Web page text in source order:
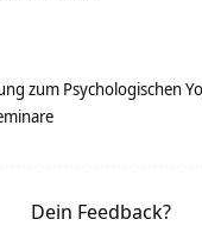
zum Psychologischen
Dein Feedback?